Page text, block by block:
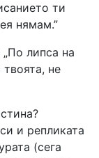
ти
нямам.”
липса на
не
и репликата
(сега